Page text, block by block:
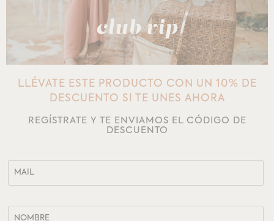
club vip
LLÉVATE ESTE PRODUCTO CON UN 10% DE
DESCUENTO SI TE UNES AHORA
REGÍSTRATE Y TE ENVIAMOS EL CÓDIGO DE
DESCUENTO